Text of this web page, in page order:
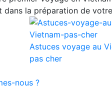
dans la préparation de
Astuces voyage au
pas cher
nous ?